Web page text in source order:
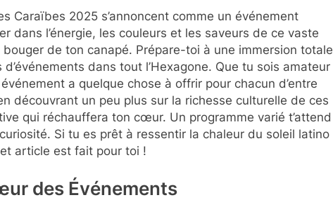
Caraïbes 2025 s’annoncent comme un événement
dans l’énergie, les couleurs et les saveurs de ce vaste
de ton canapé. Prépare-toi à une immersion totale
dans tout l’Hexagone. Que tu sois amateur
a quelque chose à offrir pour chacun d’entre
découvrant un peu plus sur la richesse culturelle de ces
qui réchauffera ton cœur. Un programme varié t’attend
Si tu es prêt à ressentir la chaleur du soleil latino
article est fait pour toi !
des Événements